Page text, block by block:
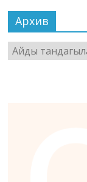
Архив
Архив